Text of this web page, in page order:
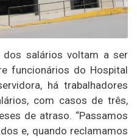
dos salários voltam a ser
funcionários do Hospital
há trabalhadores
com casos de três,
de atraso. “Passamos
e, quando reclamamos